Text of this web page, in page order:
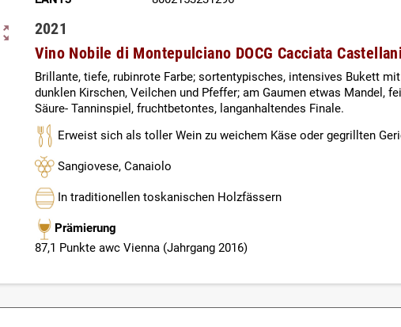
2021
Vino Nobile di Montepulciano DOCG Cacciata Castellani
Brillante, tiefe, rubinrote Farbe; sortentypisches, intensives Bukett
dunklen Kirschen, Veilchen und Pfeffer; am Gaumen etwas Mandel,
Säure- Tanninspiel, fruchtbetontes, langanhaltendes Finale.
Erweist sich als toller Wein zu weichem Käse oder gegrillten
Sangiovese, Canaiolo
In traditionellen toskanischen Holzfässern
Prämierung
87,1 Punkte awc Vienna (Jahrgang 2016)